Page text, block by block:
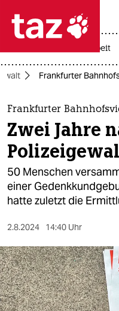
 taz
taz
themen
politik
öko
gesellschaft
sport
berlin
nord
arbeit
Frankfurter
Frankfurter
Zwei Jahre
50 Menschen
einer
hatte zuletzt die
2.8.2024 14:40 Uhr